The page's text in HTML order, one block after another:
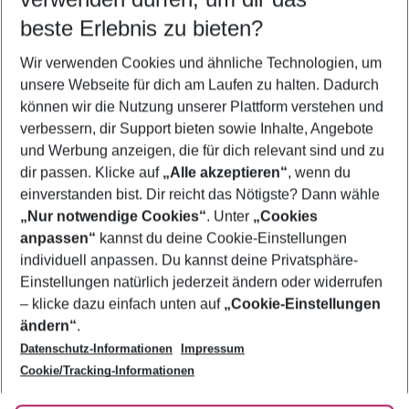
5-8 Nächte
2 Erwachsene Keine Kinder
Mehr Filter anzeigen
Footer
Footer navigation
Über uns
AGB
Bestpreisgarantie
Cookie-Einstellungen ändern
Cookie-Richtlinie
Agenturbetreuung
Barrierefreies Reisen
Folge uns
beste Erlebnis zu bieten?
Wir verwenden Cookies und ähnliche Technologien, um
unsere Webseite für dich am Laufen zu halten. Dadurch
können wir die Nutzung unserer Plattform verstehen und
verbessern, dir Support bieten sowie Inhalte, Angebote
und Werbung anzeigen, die für dich relevant sind und zu
dir passen. Klicke auf „Alle akzeptieren“, wenn du
einverstanden bist. Dir reicht das Nötigste? Dann wähle
„Nur notwendige Cookies“. Unter „Cookies
anpassen“ kannst du deine Cookie-Einstellungen
individuell anpassen. Du kannst deine Privatsphäre-
Einstellungen natürlich jederzeit ändern oder widerrufen
– klicke dazu einfach unten auf „Cookie-Einstellungen
ändern“.
Datenschutz-Informationen
Impressum
Cookie/Tracking-Informationen